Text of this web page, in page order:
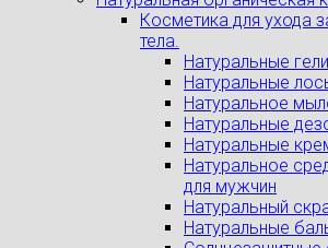
Косметика для ухода
тела.
Натуральные
Натуральные
Натуральное
Натуральные
Натуральные
Натуральное
для мужчин
Натуральный
Натуральные